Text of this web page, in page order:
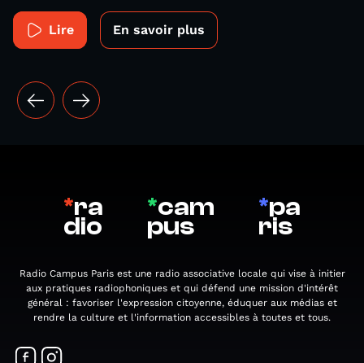
Lire En savoir plus
*ra
dio
*cam
pus
*pa
ris
Radio Campus Paris est une radio associative locale qui vise à initier
aux pratiques radiophoniques et qui défend une mission d'intérêt
général : favoriser l'expression citoyenne, éduquer aux médias et
rendre la culture et l'information accessibles à toutes et tous.